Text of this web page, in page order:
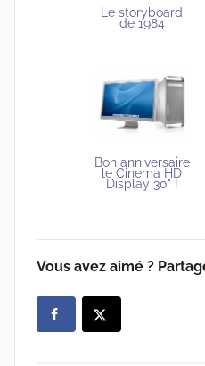
Le storyboard
de 1984
Bon anniversaire
le Cinema HD
Display 30" !
Vous avez aimé ?